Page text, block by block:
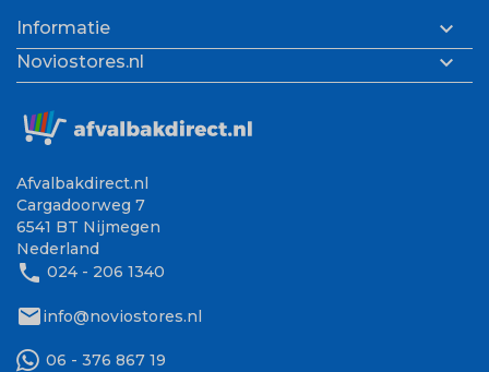
Informatie 
Noviostores.nl 
Afvalbakdirect.nl
Cargadoorweg 7
6541 BT Nijmegen
Nederland
phone 024 - 206 1340
mailinfo@noviostores.nl
06 - 376 867 19